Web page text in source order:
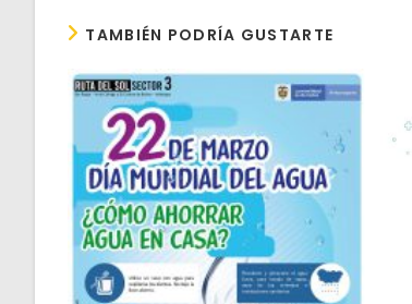
TAMBIÉN PODRÍA GUSTARTE